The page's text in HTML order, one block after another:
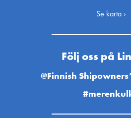
Se karta ›
Följ oss på
@Finnish